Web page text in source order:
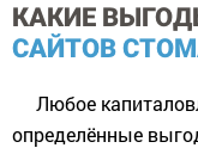
КАКИЕ
САЙТОВ
Любое
определённые